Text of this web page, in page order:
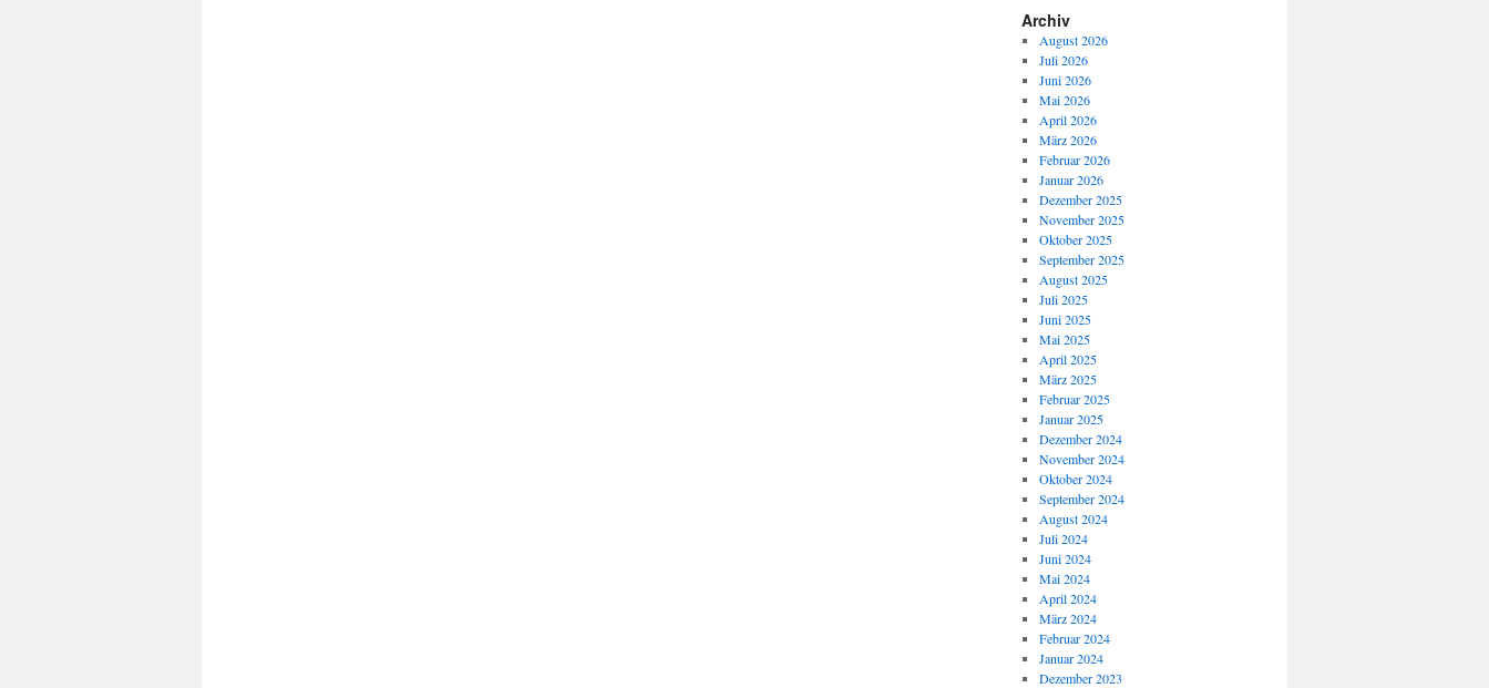
Archiv
August 2026
Juli 2026
Juni 2026
Mai 2026
April 2026
März 2026
Februar 2026
Januar 2026
Dezember 2025
November 2025
Oktober 2025
September 2025
August 2025
Juli 2025
Juni 2025
Mai 2025
April 2025
März 2025
Februar 2025
Januar 2025
Dezember 2024
November 2024
Oktober 2024
September 2024
August 2024
Juli 2024
Juni 2024
Mai 2024
April 2024
März 2024
Februar 2024
Januar 2024
Dezember 2023